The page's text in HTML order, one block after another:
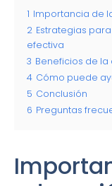
1 Importancia de
2 Estrategias
efectiva
3 Beneficios de
4 Cómo puede
5 Conclusión
6 Preguntas